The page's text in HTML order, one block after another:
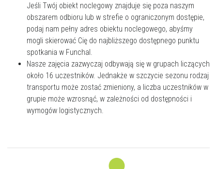
Jeśli Twój obiekt noclegowy znajduje się poza naszym
obszarem odbioru lub w strefie o ograniczonym dostępie,
podaj nam pełny adres obiektu noclegowego, abyśmy
mogli skierować Cię do najbliższego dostępnego punktu
spotkania w Funchal.
Nasze zajęcia zazwyczaj odbywają się w grupach liczących
około 16 uczestników. Jednakże w szczycie sezonu rodzaj
transportu może zostać zmieniony, a liczba uczestników w
grupie może wzrosnąć, w zależności od dostępności i
wymogów logistycznych.